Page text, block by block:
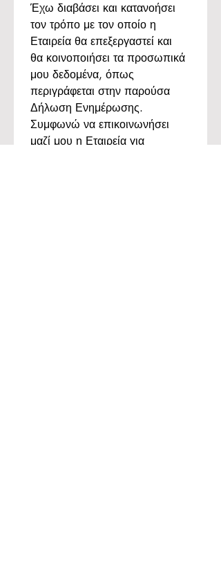
Έχω διαβάσει και κατανοήσει
τον τρόπο με τον οποίο η
Εταιρεία θα επεξεργαστεί και
θα κοινοποιήσει τα προσωπικά
μου δεδομένα, όπως
περιγράφεται στην παρούσα
Δήλωση Ενημέρωσης.
Συμφωνώ να επικοινωνήσει
μαζί μου η Εταιρεία για